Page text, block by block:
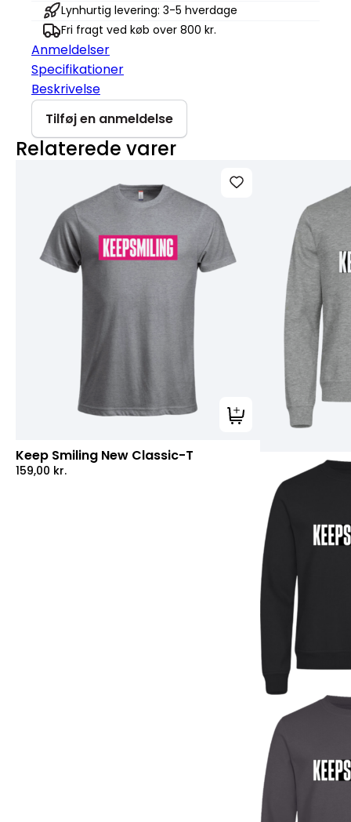
Lynhurtig levering: 3-5 hverdage
Fri fragt ved køb over 800 kr.
Anmeldelser
Specifikationer
Beskrivelse
Tilføj en anmeldelse
Relaterede varer
Tilføj til kurv
Keep Smiling New Classic-T
159,00 kr.